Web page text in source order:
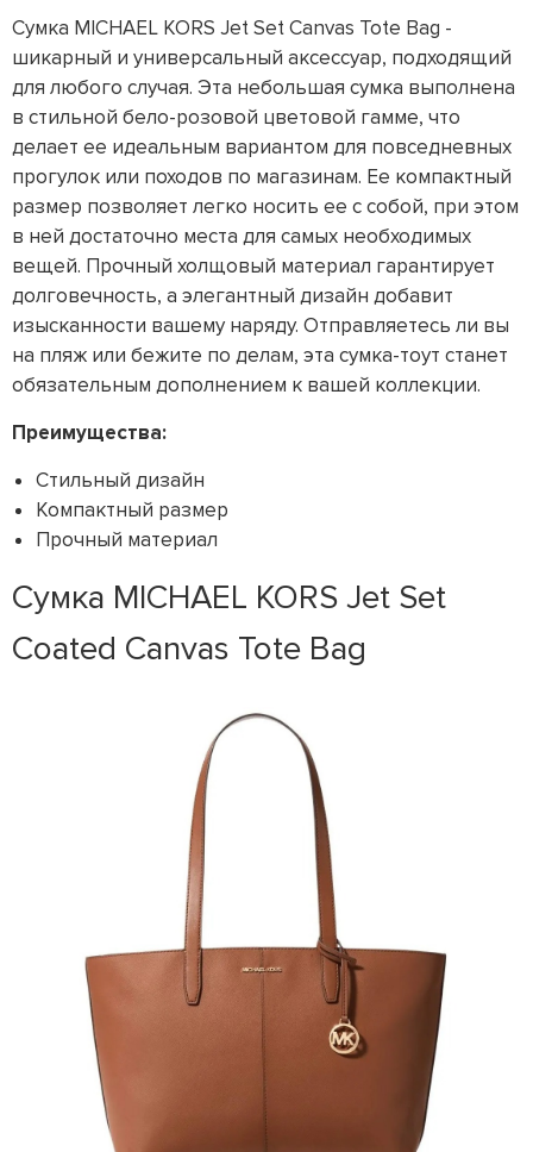
Сумка MICHAEL KORS Jet Set Canvas Tote Bag -
шикарный и универсальный аксессуар, подходящий
для любого случая. Эта небольшая сумка выполнена
в стильной бело-розовой цветовой гамме, что
делает ее идеальным вариантом для повседневных
прогулок или походов по магазинам. Ее компактный
размер позволяет легко носить ее с собой, при этом
в ней достаточно места для самых необходимых
вещей. Прочный холщовый материал гарантирует
долговечность, а элегантный дизайн добавит
изысканности вашему наряду. Отправляетесь ли вы
на пляж или бежите по делам, эта сумка-тоут станет
обязательным дополнением к вашей коллекции.
Преимущества:
Стильный дизайн
Компактный размер
Прочный материал
Сумка MICHAEL KORS Jet Set
Coated Canvas Tote Bag